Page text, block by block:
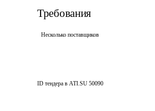
Требования
Несколько поставщиков
ID тендера в ATI.SU 50090